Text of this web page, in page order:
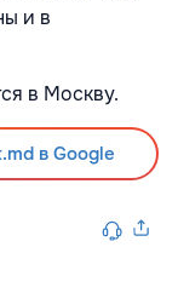
и в
в Москву.
в Google